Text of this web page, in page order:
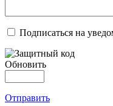
Подписаться на
Обновить
Отправить